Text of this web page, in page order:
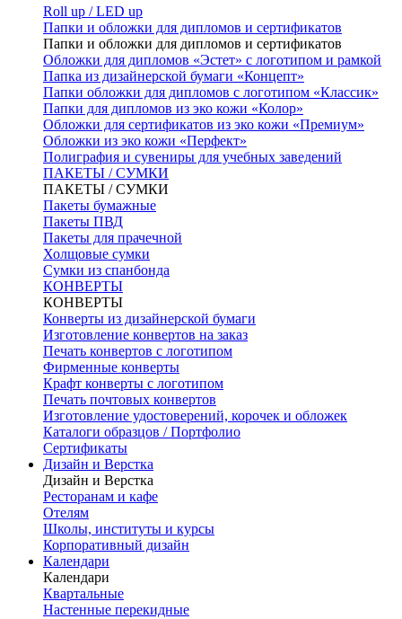
Roll up / LED up
Папки и обложки для дипломов и сертификатов
Папки и обложки для дипломов и сертификатов
Обложки для дипломов «Эстет» с логотипом и рамкой
Папка из дизайнерской бумаги «Концепт»
Папки обложки для дипломов с логотипом «Классик»
Папки для дипломов из эко кожи «Колор»
Обложки для сертификатов из эко кожи «Премиум»
Обложки из эко кожи «Перфект»
Полиграфия и сувениры для учебных заведений
ПАКЕТЫ / СУМКИ
ПАКЕТЫ / СУМКИ
Пакеты бумажные
Пакеты ПВД
Пакеты для прачечной
Холщовые сумки
Сумки из спанбонда
КОНВЕРТЫ
КОНВЕРТЫ
Конверты из дизайнерской бумаги
Изготовление конвертов на заказ
Печать конвертов с логотипом
Фирменные конверты
Крафт конверты с логотипом
Печать почтовых конвертов
Изготовление удостоверений, корочек и обложек
Каталоги образцов / Портфолио
Сертификаты
Дизайн и Верстка
Дизайн и Верстка
Ресторанам и кафе
Отелям
Школы, институты и курсы
Корпоративный дизайн
Календари
Календари
Квартальные
Настенные перекидные